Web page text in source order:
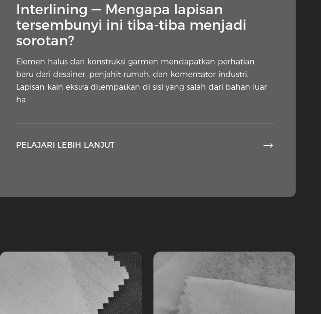
Interlining — Mengapa lapisan
tersembunyi ini tiba-tiba menjadi
sorotan?
Elemen halus dari konstruksi garmen mendapatkan perhatian
baru dari desainer, penjahit rumah, dan komentator industri.
Lapisan kain ekstra ditempatkan di sisi yang salah dari bahan luar
ha
PELAJARI LEBIH LANJUT 